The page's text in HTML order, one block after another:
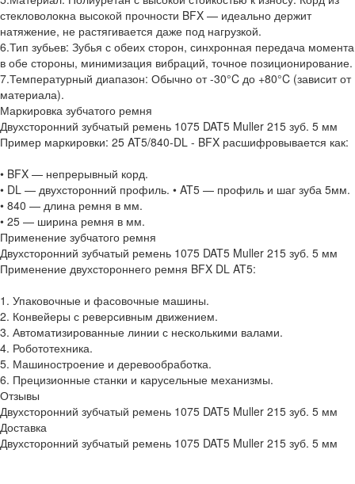
стекловолокна высокой прочности BFX — идеально держит
натяжение, не растягивается даже под нагрузкой.
6.Тип зубьев: Зубья с обеих сторон, синхронная передача момента
в обе стороны, минимизация вибраций, точное позиционирование.
7.Температурный диапазон: Обычно от -30°C до +80°C (зависит от
материала).
Маркировка зубчатого ремня
Двухсторонний зубчатый ремень 1075 DAT5 Muller 215 зуб. 5 мм
Пример маркировки: 25 AT5/840-DL - BFX расшифровывается как:
• BFX — непрерывный корд.
• DL — двухсторонний профиль. • AT5 — профиль и шаг зуба 5мм.
• 840 — длина ремня в мм.
• 25 — ширина ремня в мм.
Применение зубчатого ремня
Двухсторонний зубчатый ремень 1075 DAT5 Muller 215 зуб. 5 мм
Применение двухстороннего ремня BFX DL AT5:
1. Упаковочные и фасовочные машины.
2. Конвейеры с реверсивным движением.
3. Автоматизированные линии с несколькими валами.
4. Робототехника.
5. Машиностроение и деревообработка.
6. Прецизионные станки и карусельные механизмы.
Отзывы
Двухсторонний зубчатый ремень 1075 DAT5 Muller 215 зуб. 5 мм
Доставка
Двухсторонний зубчатый ремень 1075 DAT5 Muller 215 зуб. 5 мм